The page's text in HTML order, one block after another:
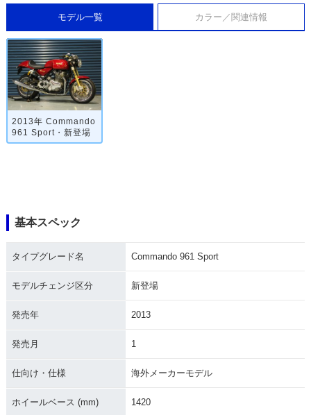
モデル一覧 カラー／関連情報
2013年 Commando
961 Sport・新登場
基本スペック
タイプグレード名 Commando 961 Sport
モデルチェンジ区分 新登場
発売年 2013
発売月 1
仕向け・仕様 海外メーカーモデル
ホイールベース (mm) 1420